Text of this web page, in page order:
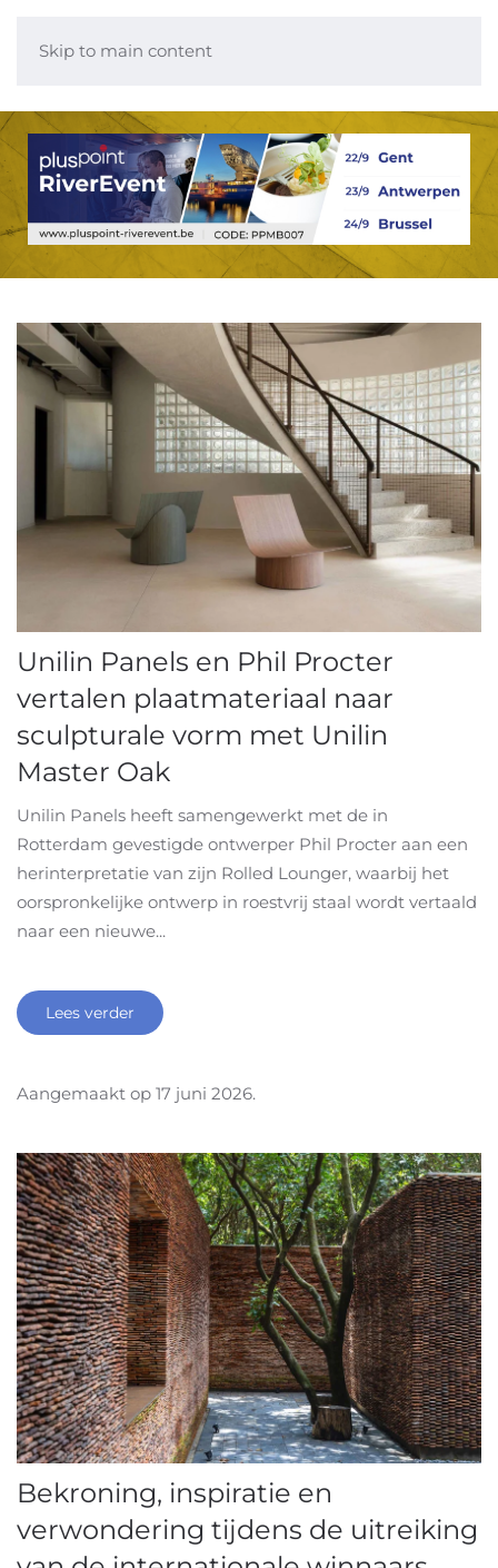
Skip to main content
Unilin Panels en Phil Procter
vertalen plaatmateriaal naar
sculpturale vorm met Unilin
Master Oak
Unilin Panels heeft samengewerkt met de in
Rotterdam gevestigde ontwerper Phil Procter aan een
herinterpretatie van zijn Rolled Lounger, waarbij het
oorspronkelijke ontwerp in roestvrij staal wordt vertaald
naar een nieuwe...
Lees verder
Aangemaakt op 17 juni 2026.
Bekroning, inspiratie en
verwondering tijdens de uitreiking